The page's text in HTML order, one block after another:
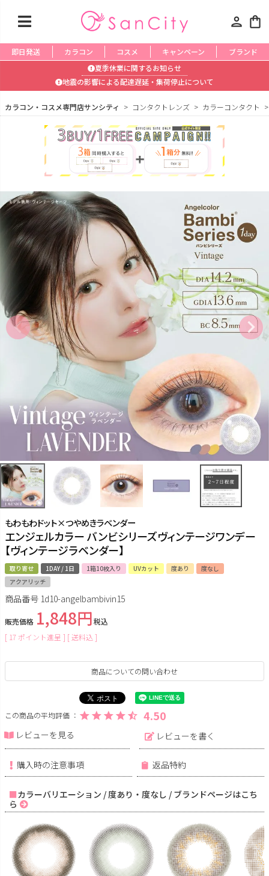
person shopping_bag
即日発送 カラコン コスメ キャンペーン
ブランド
夏季休業に関するお知らせ
地震の影響による配達遅延・集荷停止について
カラコン・コスメ専門店サンシティ コンタクトレンズ カラーコンタクト
もわもわドット×つやめきラベンダー
エンジェルカラー バンビシリーズヴィンテージワンデー
【ヴィンテージラベンダー】
取り寄せ 1DAY / 1日 1箱10枚入り UVカット 度あり
度なし
アクアリッチ
商品番号 1d10-angelbambivin15
販売価格 1,848
税込
[ 17 ポイント進呈 ] 送料込
商品についての問い合わせ
4.50
レビューを見る レビューを書く
購入時の注意事項 返品特約
カラーバリエーション / 度あり・度なし / ブランドページはこち
ら